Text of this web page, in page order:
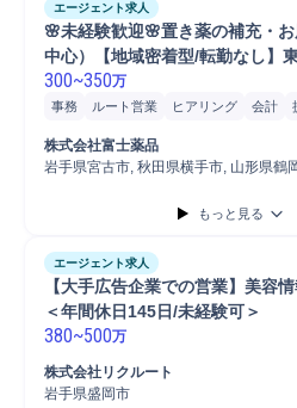
エージェント求人
🌸未経験歓迎🌸置き薬の補充・
中心）【地域密着型/転勤なし】
300~350万
事務 ルート営業 ヒアリング 会計
CM/テレビ広告
株式会社富士薬品
岩手県宮古市, 秋田県横手市, 山形県鶴
もっと見る
エージェント求人
【大手広告企業での営業】美容
＜年間休日145日/未経験可＞
380~500万
株式会社リクルート
岩手県盛岡市